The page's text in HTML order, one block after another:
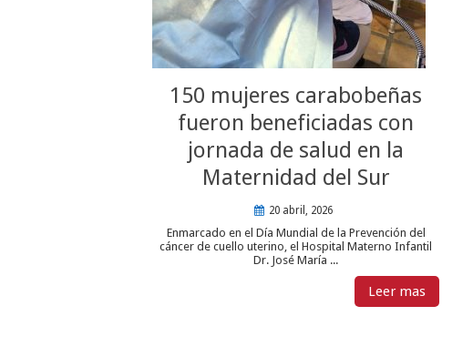
150 mujeres carabobeñas
fueron beneficiadas con
jornada de salud en la
Maternidad del Sur
20 abril, 2026
Enmarcado en el Día Mundial de la Prevención del
cáncer de cuello uterino, el Hospital Materno Infantil
Dr. José María ...
Leer mas